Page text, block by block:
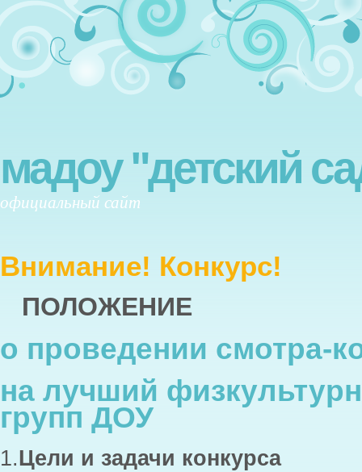
мадоу "детский
официальный сайт
Внимание! Конкурс!
ПОЛОЖЕНИЕ
о проведении смотра-
на лучший
групп ДОУ
1.Цели и задачи конкурса